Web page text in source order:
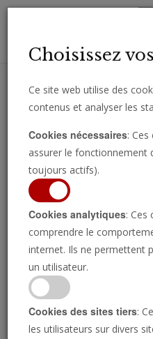
importantes directement par e-
Analyse
Choisissez
Ce site web utilise des
contenus et analyser les
Cookies nécessaires:
assurer le fonctionnement
toujours actifs).
Cookies analytiques: Ces
comprendre le
internet. Ils ne permettent
un utilisateur.
Cookies des sites tiers:
les utilisateurs sur divers